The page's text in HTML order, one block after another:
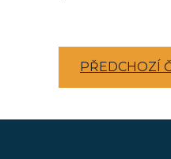
PŘEDCHOZÍ